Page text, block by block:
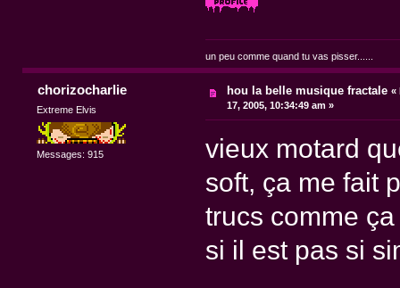
un peu comme quand tu vas pisser......
chorizocharlie
Extreme Elvis
Messages: 915
hou la belle musique fractale «
17, 2005, 10:34:49 am »
vieux motard
soft, ça me fait
trucs comme
si il est pas si